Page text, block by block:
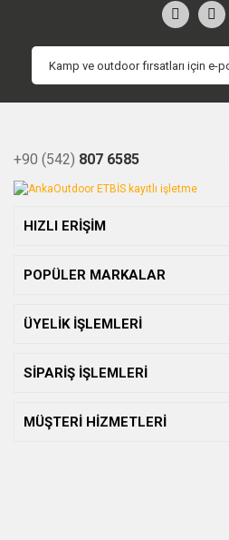
+90 (542) 807 6585
HIZLI ERİŞİM
POPÜLER MARKALAR
ÜYELİK İŞLEMLERİ
SİPARİŞ İŞLEMLERİ
MÜŞTERİ HİZMETLERİ